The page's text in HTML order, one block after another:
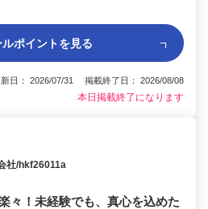
ポイントを見る
日： 2026/07/31 掲載終了日： 2026/08/08
本日掲載終了になります
社/hkf26011a
々！未経験でも、真心を込めた